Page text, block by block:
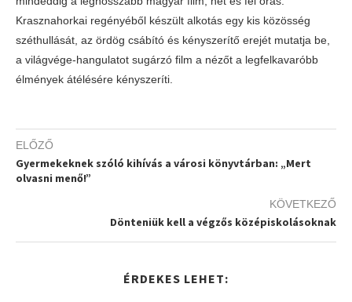
Krasznahorkai regényéből készült alkotás egy kis közösség
széthullását, az ördög csábító és kényszerítő erejét mutatja be,
a világvége-hangulatot sugárzó film a nézőt a legfelkavaróbb
élmények átélésére kényszeríti.
ELŐZŐ
Gyermekeknek szóló kihívás a városi könyvtárban: „Mert
olvasni menő!”
KÖVETKEZŐ
Dönteniük kell a végzős középiskolásoknak
ÉRDEKES LEHET: